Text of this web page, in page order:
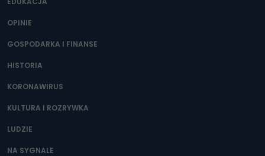
ograniczenia ich przetwarzania oraz prawo wniesienia
przechowywane?
Do czasu wycofania zgody lub, jeśli dane będą
administratora – do momentu wniesienia sprzeciwu.
Jakie dane osobowe przetwarzamy?
Przetwarzane kategorie Państwa danych osobowych to
OPINIE
GOSPODARKA I FINANSE
HISTORIA
KORONAWIRUS
KULTURA I ROZRYWKA
LUDZIE
NA SYGNALE